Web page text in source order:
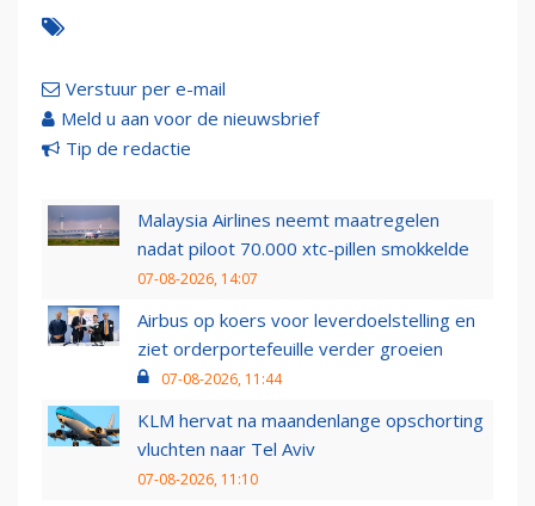
Verstuur per e-mail
Meld u aan voor de nieuwsbrief
Tip de redactie
Malaysia Airlines neemt maatregelen
nadat piloot 70.000 xtc-pillen smokkelde
07-08-2026, 14:07
Airbus op koers voor leverdoelstelling en
ziet orderportefeuille verder groeien
07-08-2026, 11:44
KLM hervat na maandenlange opschorting
vluchten naar Tel Aviv
07-08-2026, 11:10